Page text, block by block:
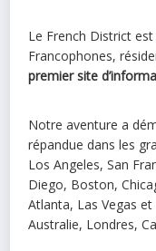
Le French District
Francophones,
premier site
Notre aventure a
répandue dans les
Los Angeles, San
Diego, Boston,
Atlanta, Las Vegas et
Australie, Londres,